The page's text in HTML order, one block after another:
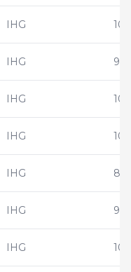
IHG
IHG
IHG
IHG
IHG
IHG
IHG